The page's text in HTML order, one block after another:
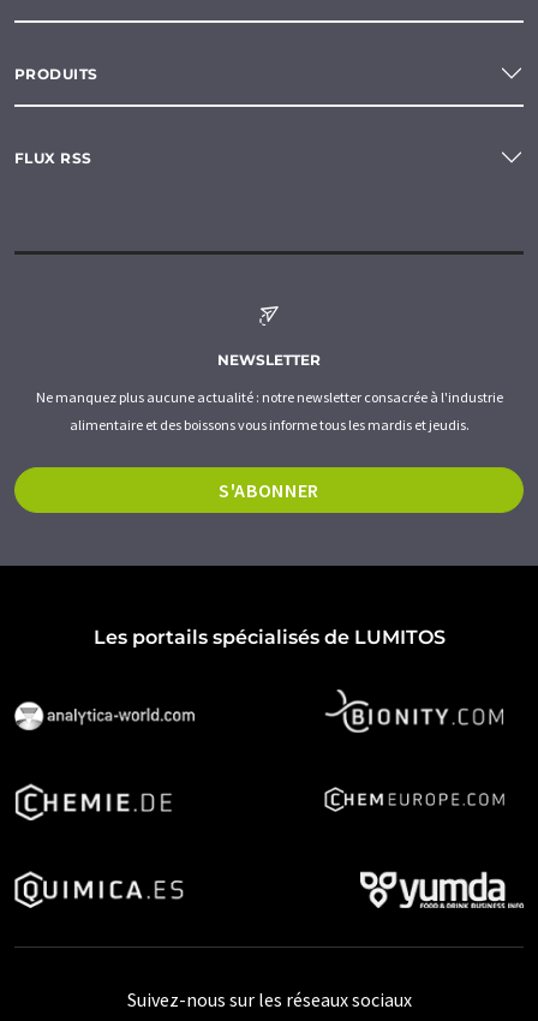
PRODUITS
FLUX RSS
NEWSLETTER
Ne manquez plus aucune actualité : notre newsletter consacrée à l'industrie
alimentaire et des boissons vous informe tous les mardis et jeudis.
S'ABONNER
Les portails spécialisés de LUMITOS
Suivez-nous sur les réseaux sociaux